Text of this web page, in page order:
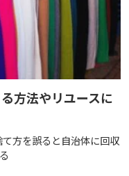
方法やリユースに
方を誤ると自治体に回収